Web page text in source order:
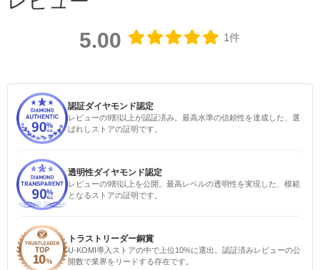
5.00 1件
認証ダイヤモンド認定
レビューの9割以上が認証済み。最高水準の信頼性を達成した、選
ばれしストアの証明です。
透明性ダイヤモンド認定
レビューの9割以上を公開。最高レベルの透明性を実現した、模範
となるストアの証明です。
トラストリーダー銅賞
U-KOMI導入ストアの中で上位10%に選出。認証済みレビューの公
開数で業界をリードする存在です。